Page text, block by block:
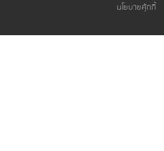
นโยบายคุ้กกี้